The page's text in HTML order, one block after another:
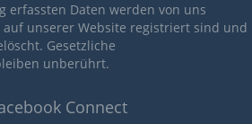
erfassten Daten werden von uns
auf unserer Website registriert sind und
Gesetzliche
unberührt.
Connect